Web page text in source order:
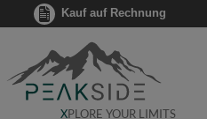
Kauf auf Rechnung
XPLORE YOUR LIMITS